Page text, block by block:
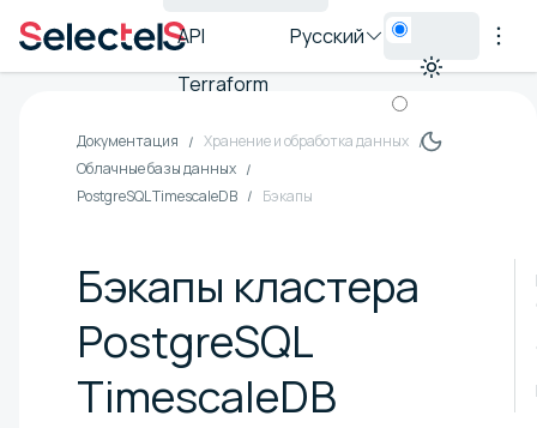
API
Terraform
Русский
Документация
Хранение и обработка данных
Облачные базы данных
PostgreSQL TimescaleDB
Бэкапы
Бэкапы кластера
PostgreSQL
TimescaleDB